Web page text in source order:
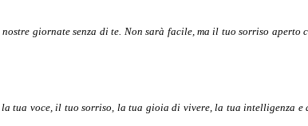
giornate senza di te. Non sarà facile, ma il tuo sorriso aperto
tua voce, il tuo sorriso, la tua gioia di vivere, la tua intelligenza